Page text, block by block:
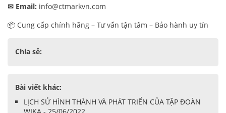
✉ Email: info@ctmarkvn.com
📦 Cung cấp chính hãng – Tư vấn tận tâm – Bảo hành uy tín
Chia sẻ:
Bài viết khác:
LỊCH SỬ HÌNH THÀNH VÀ PHÁT TRIỂN CỦA TẬP ĐOÀN